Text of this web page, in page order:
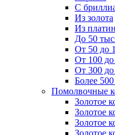
С
Из золота
Из
До 50
От 50 до
От 100
От 300
Более
Помолвочные
Золотое
Золотое
Золотое
Золотое